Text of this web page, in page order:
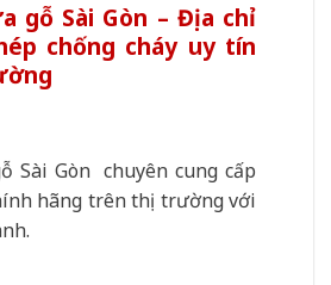
gỗ Sài Gòn – Địa chỉ
chống cháy uy tín
Sài Gòn chuyên cung cấp
hãng trên thị trường với